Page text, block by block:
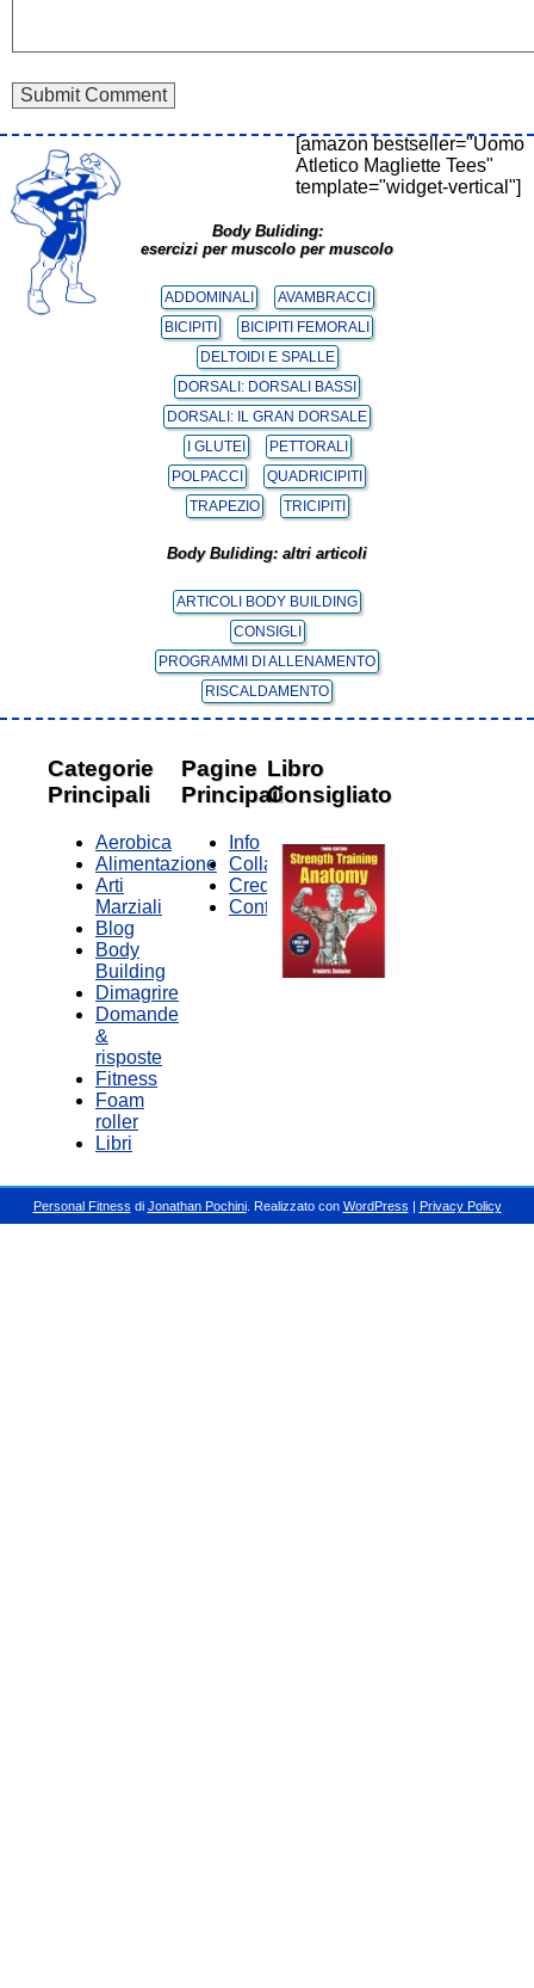
[amazon bestseller="Uomo
Atletico Magliette Tees"
template="widget-vertical"]
Body Buliding:
esercizi per muscolo per muscolo
ADDOMINALI
AVAMBRACCI
BICIPITI
BICIPITI FEMORALI
DELTOIDI E SPALLE
DORSALI: DORSALI BASSI
DORSALI: IL GRAN DORSALE
I GLUTEI
PETTORALI
POLPACCI
QUADRICIPITI
TRAPEZIO
TRICIPITI
Body Buliding: altri articoli
ARTICOLI BODY BUILDING
CONSIGLI
PROGRAMMI DI ALLENAMENTO
RISCALDAMENTO
Categorie
Principali
Aerobica
Alimentazione
Arti
Marziali
Blog
Body
Building
Dimagrire
Domande
&
risposte
Fitness
Foam
roller
Libri
Pagine
Principali
Info
Collabora
Credits
Contatti
Libro
Consigliato
Personal Fitness di Jonathan Pochini. Realizzato con WordPress | Privacy Policy